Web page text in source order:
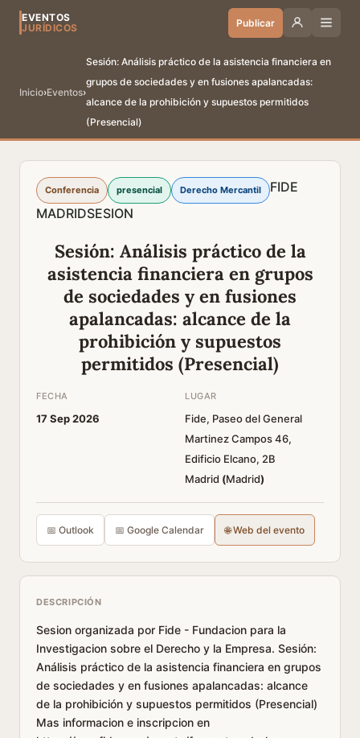
EVENTOS
JURÍDICOS
Publicar
Inicio›Eventos›
Sesión: Análisis práctico de la asistencia financiera en
grupos de sociedades y en fusiones apalancadas:
alcance de la prohibición y supuestos permitidos
(Presencial)
Conferencia presencial Derecho Mercantil
FIDE
MADRIDSESION
Sesión: Análisis práctico de la
asistencia financiera en grupos
de sociedades y en fusiones
apalancadas: alcance de la
prohibición y supuestos
permitidos (Presencial)
FECHA
17 Sep 2026
LUGAR
Fide, Paseo del General
Martinez Campos 46,
Edificio Elcano, 2B
Madrid (Madrid)
📅 Outlook 📅 Google Calendar 🌐 Web del evento
DESCRIPCIÓN
Sesion organizada por Fide - Fundacion para la
Investigacion sobre el Derecho y la Empresa. Sesión:
Análisis práctico de la asistencia financiera en grupos
de sociedades y en fusiones apalancadas: alcance
de la prohibición y supuestos permitidos (Presencial)
Mas informacion e inscripcion en